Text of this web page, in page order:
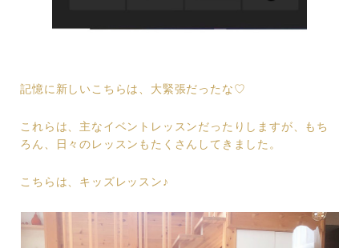
記憶に新しいこちらは、大緊張だったな♡
これらは、主なイベントレッスンだったりしますが、もち
ろん、日々のレッスンもたくさんしてきました。
こちらは、キッズレッスン♪